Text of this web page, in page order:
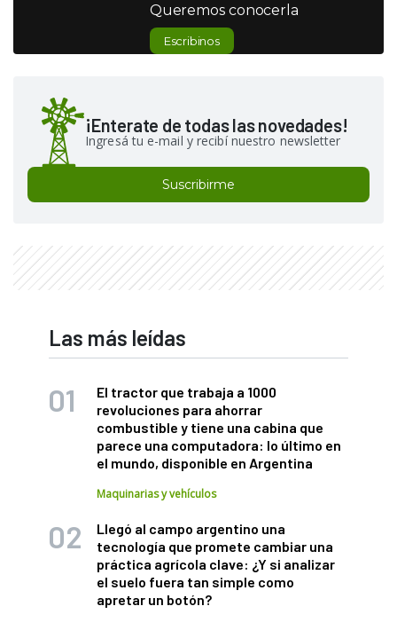
Queremos conocerla
Escribinos
¡Enterate de todas las novedades!
Ingresá tu e-mail y recibí nuestro newsletter
Suscribirme
Las más leídas
El tractor que trabaja a 1000
revoluciones para ahorrar
combustible y tiene una cabina que
parece una computadora: lo último en
el mundo, disponible en Argentina
Maquinarias y vehículos
Llegó al campo argentino una
tecnología que promete cambiar una
práctica agrícola clave: ¿Y si analizar
el suelo fuera tan simple como
apretar un botón?